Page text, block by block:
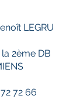
LEGRU
2ème DB
72 66